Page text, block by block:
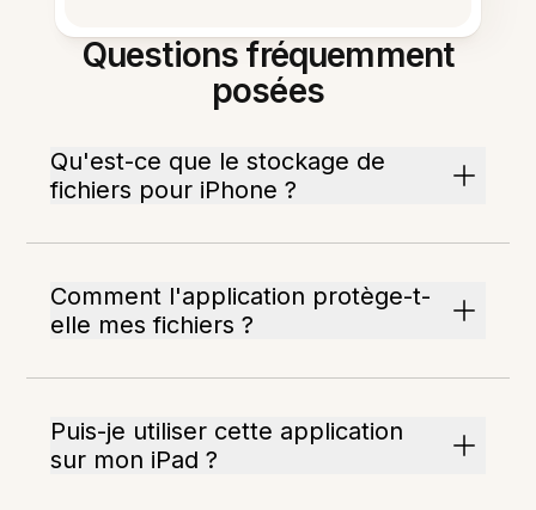
Questions fréquemment
posées
Qu'est-ce que le stockage de
fichiers pour iPhone ?
Comment l'application protège-t-
elle mes fichiers ?
Puis-je utiliser cette application
sur mon iPad ?